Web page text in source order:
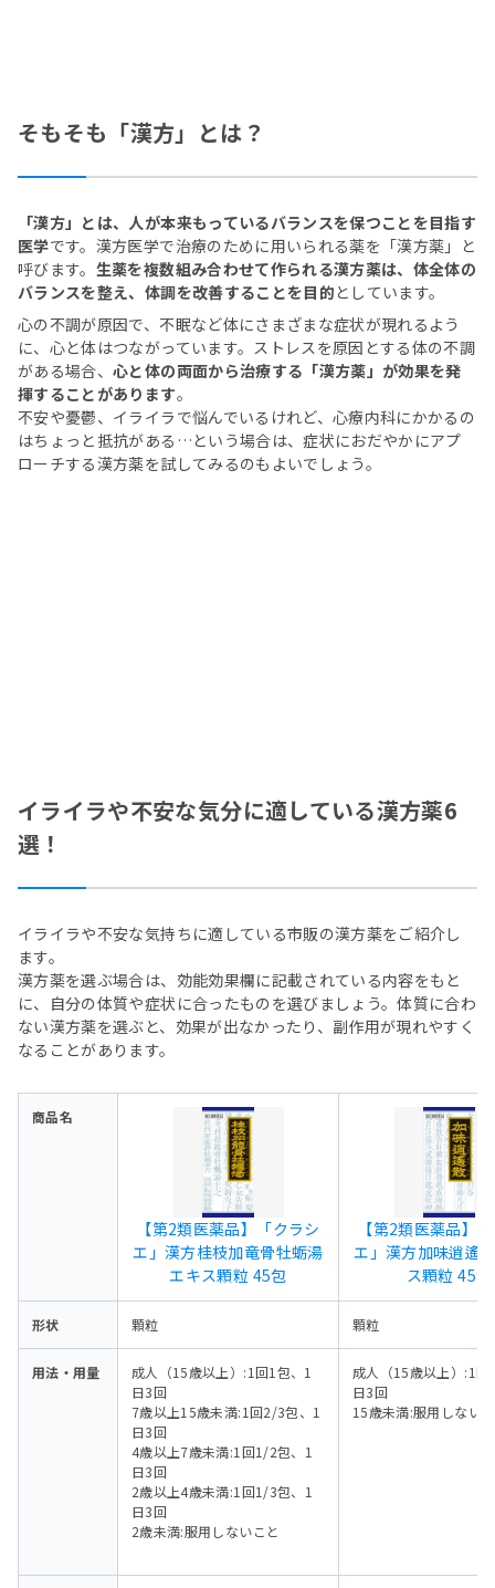
そもそも「漢方」とは？
「漢方」とは、人が本来もっているバランスを保つことを目指す
医学です。漢方医学で治療のために用いられる薬を「漢方薬」と
呼びます。 生薬を複数組み合わせて作られる漢方薬は、体全体の
バランスを整え、体調を改善することを目的 としています。
心の不調が原因で、不眠など体にさまざまな症状が現れるよう
に、心と体はつながっています。ストレスを原因とする体の不調
がある場合、心と体の両面から治療する「漢方薬」が効果を発
揮することがあります。
不安や憂鬱、イライラで悩んでいるけれど、心療内科にかかるの
はちょっと抵抗がある…という場合は、症状におだやかにアプ
ローチする漢方薬を試してみるのもよいでしょう。
イライラや不安な気分に適している漢方薬6
選！
イライラや不安な気持ちに適している市販の漢方薬をご紹介し
ます。
漢方薬を選ぶ場合は、効能効果欄に記載されている内容をもと
に、自分の体質や症状に合ったものを選びましょう。体質に合わ
ない漢方薬を選ぶと、効果が出なかったり、副作用が現れやすく
なることがあります。
商品名
【第2類医薬品】「クラシ
エ」漢方桂枝加竜骨牡蛎湯
エキス顆粒 45包
【第2類医薬品】
エ」漢方加味逍遙
ス顆粒 45包
形状 顆粒 顆粒
用法・用量
成人（15歳以上）:1回1包、1
日3回
7歳以上15歳未満:1回2/3包、1
日3回
4歳以上7歳未満:1回1/2包、1
日3回
2歳以上4歳未満:1回1/3包、1
日3回
2歳未満:服用しないこと
成人（15歳以上）:1回
日3回
15歳未満:服用しない